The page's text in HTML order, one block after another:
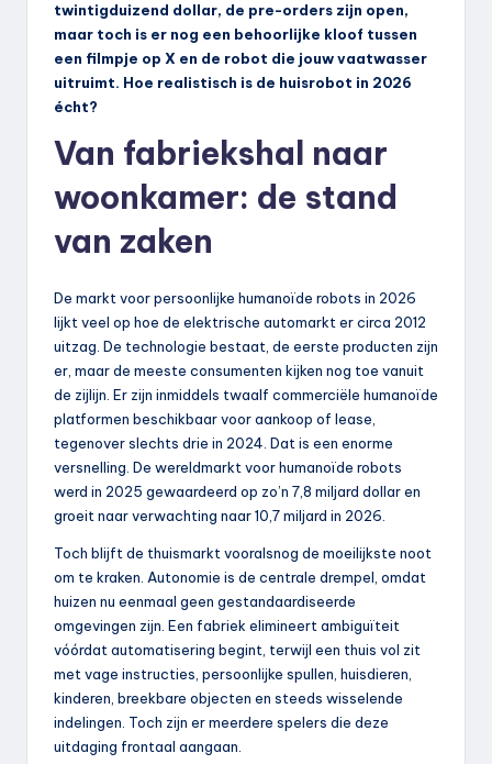
twintigduizend dollar, de pre-orders zijn open,
maar toch is er nog een behoorlijke kloof tussen
een filmpje op X en de robot die jouw vaatwasser
uitruimt. Hoe realistisch is de huisrobot in 2026
écht?
Van fabriekshal naar
woonkamer: de stand
van zaken
De markt voor persoonlijke humanoïde robots in 2026
lijkt veel op hoe de elektrische automarkt er circa 2012
uitzag. De technologie bestaat, de eerste producten zijn
er, maar de meeste consumenten kijken nog toe vanuit
de zijlijn. Er zijn inmiddels twaalf commerciële humanoïde
platformen beschikbaar voor aankoop of lease,
tegenover slechts drie in 2024. Dat is een enorme
versnelling. De wereldmarkt voor humanoïde robots
werd in 2025 gewaardeerd op zo’n 7,8 miljard dollar en
groeit naar verwachting naar 10,7 miljard in 2026.
Toch blijft de thuismarkt vooralsnog de moeilijkste noot
om te kraken. Autonomie is de centrale drempel, omdat
huizen nu eenmaal geen gestandaardiseerde
omgevingen zijn. Een fabriek elimineert ambiguïteit
vóórdat automatisering begint, terwijl een thuis vol zit
met vage instructies, persoonlijke spullen, huisdieren,
kinderen, breekbare objecten en steeds wisselende
indelingen. Toch zijn er meerdere spelers die deze
uitdaging frontaal aangaan.